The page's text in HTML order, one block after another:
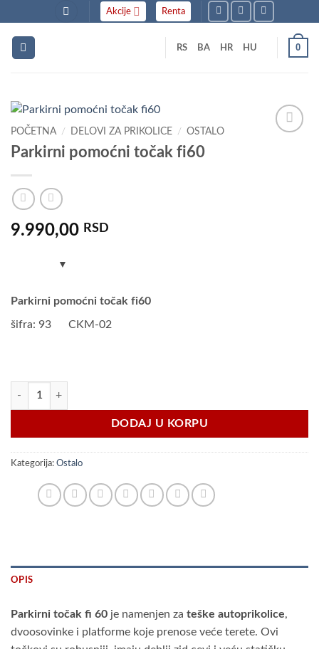
to
content
Akcije Renta
RS BA HR HU 0
POČETNA / DELOVI ZA PRIKOLICE / OSTALO
Parkirni pomoćni točak fi60
9.990,00 RSD
Parkirni pomoćni točak fi60
šifra: 93 CKM-02
Parkirni pomoćni točak fi60 količina
DODAJ U KORPU
Kategorija: Ostalo
OPIS
Parkirni točak fi 60 je namenjen za teške autoprikolice,
dvoosovinke i platforme koje prenose veće terete. Ovi